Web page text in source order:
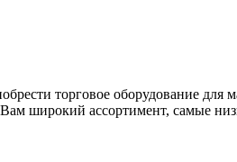
торговое оборудование
широкий ассортимент, самые